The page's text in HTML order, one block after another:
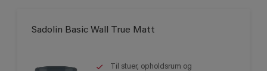
Sadolin Basic Wall True Matt
Til stuer, opholdsrum og